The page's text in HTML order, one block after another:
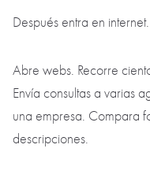
Después entra en internet.
Abre webs. Recorre
Envía consultas a varias
una empresa. Compara
descripciones.